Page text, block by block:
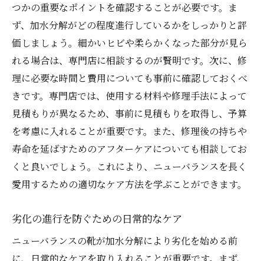
ニューバランスのヒールカップ修理に必要な道
具と技術の解説
基本的な道具の選び方と使用法
修理を成功させるための技術的ポイント
初心者が注意すべき作業のステップ
プロが使用する特殊な道具の紹介
安全に作業を行うためのガイドライン
技術習得のための参考資料と学習方法
ヒールカップの加水分解を乗り越えるための専
門家の視点
加水分解への対策と予防策の提案
革新的な修理技術の紹介と評価
つかの重要なポイントを確認することが必要です。ま
ず、加水分解がどの程度進行しているかをしっかりと評
価しましょう。細かいヒビや柔らかくなった部分が見ら
れる場合は、専門店に相談するのが賢明です。次に、修
理に必要な時間と費用についても事前に確認しておくべ
きです。専門店では、使用する材料や修理手法によって
見積もりが異なるため、事前に見積もりを取得し、予算
を考慮に入れることが重要です。また、修理後の持ちや
寿命を延ばすためのアフターケアについても相談してお
くと良いでしょう。これにより、ニューバランスを長く
愛用するための適切なケア方法を学ぶことができます。
劣化の進行を防ぐための日常的なケア
ニューバランスの靴が加水分解により劣化を始める前